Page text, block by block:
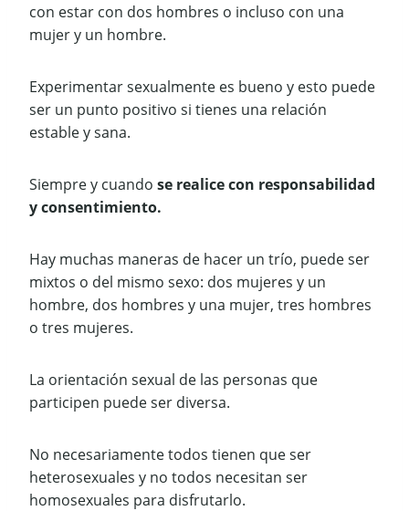
con estar con dos hombres o incluso con una
mujer y un hombre.
Experimentar sexualmente es bueno y esto puede
ser un punto positivo si tienes una relación
estable y sana.
Siempre y cuando se realice con responsabilidad
y consentimiento.
Hay muchas maneras de hacer un trío, puede ser
mixtos o del mismo sexo: dos mujeres y un
hombre, dos hombres y una mujer, tres hombres
o tres mujeres.
La orientación sexual de las personas que
participen puede ser diversa.
No necesariamente todos tienen que ser
heterosexuales y no todos necesitan ser
homosexuales para disfrutarlo.